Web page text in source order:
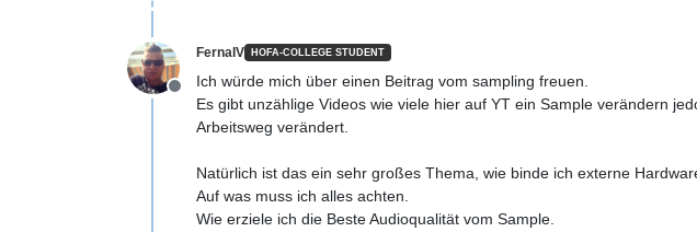
Offline
FernaIV HOFA-COLLEGE STUDENT
Ich würde mich über einen Beitrag vom sampling freuen.
Es gibt unzählige Videos wie viele hier auf YT ein Sample verändern
Arbeitsweg verändert.
Natürlich ist das ein sehr großes Thema, wie binde ich externe
Auf was muss ich alles achten.
Wie erziele ich die Beste Audioqualität vom Sample.